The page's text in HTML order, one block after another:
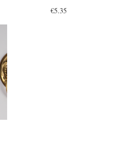
€5.35